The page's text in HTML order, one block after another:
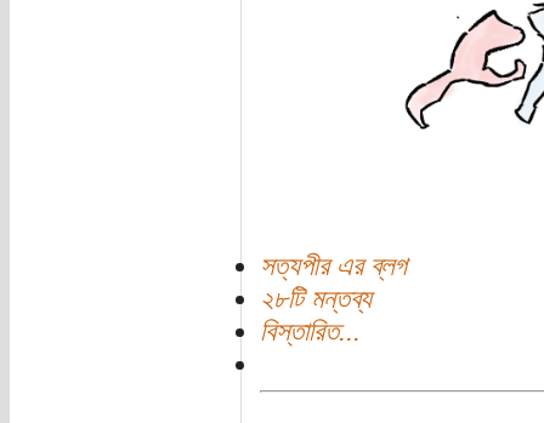
সত্যপীর এর ব্লগ
২৮টি মন্তব্য
বিস্তারিত...